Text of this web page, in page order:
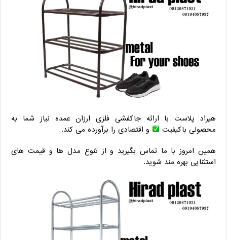
هیراد پلاست با ارائه جاکفشی فلزی ارزان عمده نیاز شما به
محصولی باکیفیت
و اقتصادی را برآورده می کند.
همین امروز با ما تماس بگیرید و از تنوع مدل ها و قیمت های
استثنایی بهره مند شوید.